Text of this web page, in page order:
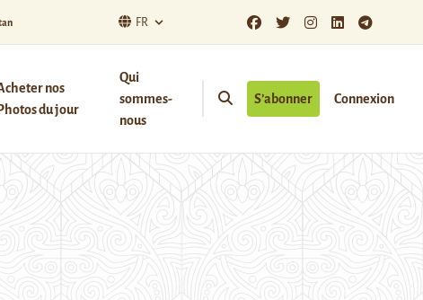
FR
nos
Photos du jour
Qui
sommes-
nous
S’abonner Connexion